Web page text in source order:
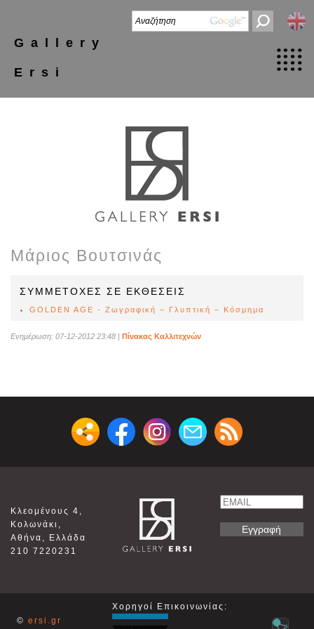
Gallery
Ersi
Μάριος Βουτσινάς
ΣΥΜΜΕΤΟΧΕΣ ΣΕ ΕΚΘΕΣΕΙΣ
GOLDEN AGE - Ζωγραφική – Γλυπτική – Κόσμημα
Ενημέρωση: 07-12-2012 23:48 | Πίνακας Καλλιτεχνών
Κλεομένους 4,
Κολωνάκι,
Αθήνα, Ελλάδα
210 7220231
Email
© ersi.gr
Χορηγοί Επικοινωνίας: